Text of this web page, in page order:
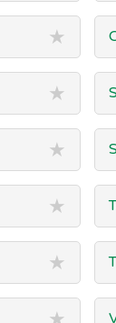
★
★
★
★
★